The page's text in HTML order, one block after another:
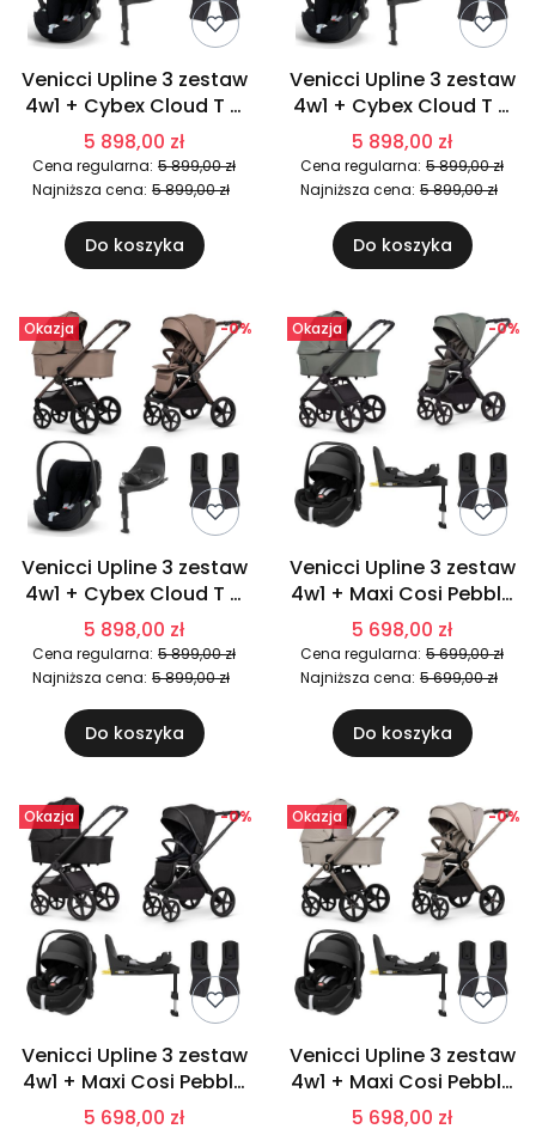
Venicci Upline 3 zestaw
4w1 + Cybex Cloud T +
Base T | Onyx
5 898,00 zł
Cena regularna: 5 899,00 zł
Najniższa cena: 5 899,00 zł
Do koszyka
Venicci Upline 3 zestaw
4w1 + Cybex Cloud T +
Base T | Pebble
5 898,00 zł
Cena regularna: 5 899,00 zł
Najniższa cena: 5 899,00 zł
Do koszyka
Okazja
Venicci Upline 3 zestaw
4w1 + Cybex Cloud T +
Base T | Sand
5 898,00 zł
Cena regularna: 5 899,00 zł
-0%
Najniższa cena: 5 899,00 zł
Do koszyka
Okazja
Venicci Upline 3 zestaw
4w1 + Maxi Cosi Pebble
Pro 2 + Familyfix 360
Pro | Aloe
5 698,00 zł
Cena regularna: 5 699,00 zł
-0%
Najniższa cena: 5 699,00 zł
Do koszyka
Okazja
Venicci Upline 3 zestaw
4w1 + Maxi Cosi Pebble
Pro 2 + Familyfix 360
5 698,00 zł
-0% Okazja
Venicci Upline 3 zestaw
4w1 + Maxi Cosi Pebble
Pro 2 + Familyfix 360
5 698,00 zł
-0%